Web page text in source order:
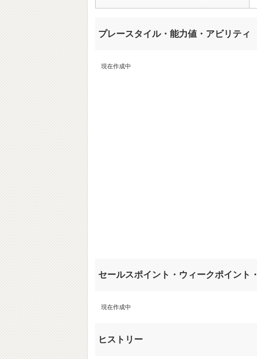
プレースタイル・能力値・アビリティ
現在作成中
セールスポイント・ウィークポイント
現在作成中
ヒストリー